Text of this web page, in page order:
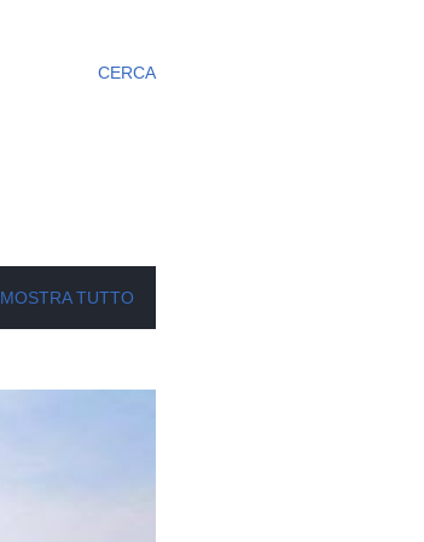
CERCA
MOSTRA TUTTO